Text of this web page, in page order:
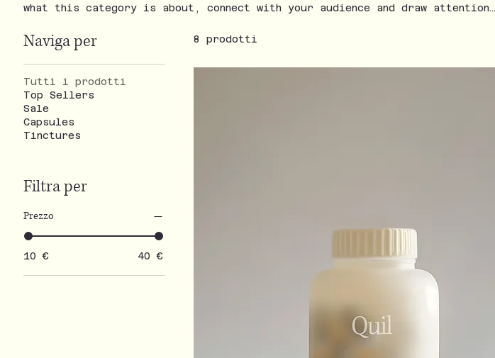
what this category is about, connect with your audience and draw attention
Naviga per
Tutti i prodotti
Top Sellers
Sale
Capsules
Tinctures
Filtra per
Prezzo
10 € 40 €
8 prodotti